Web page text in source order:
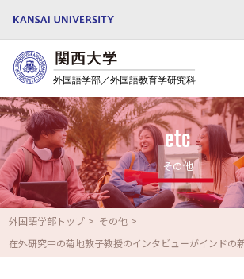
etc
その他
外国語学部トップ
その他
在外研究中の菊地敦子教授のインタビューがインドの